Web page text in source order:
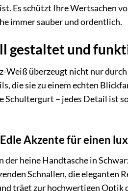
Es schützt Ihre Wertsachen
immer sauber und ordentlich.
gestaltet und
Weiß überzeugt nicht nur
die sie zu einem echten
Schultergurt – jedes Detail ist
Akzente für einen
heine Handtasche in
Schnallen, die
trägt zur hochwertigen Optik